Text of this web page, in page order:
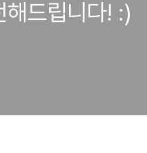
드립니다! :)